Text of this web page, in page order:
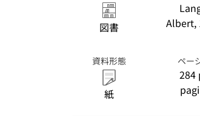
von Julius H.
Schoeps.
(Duisburger
図書
Albert,
資料形態
紙
ペー
284